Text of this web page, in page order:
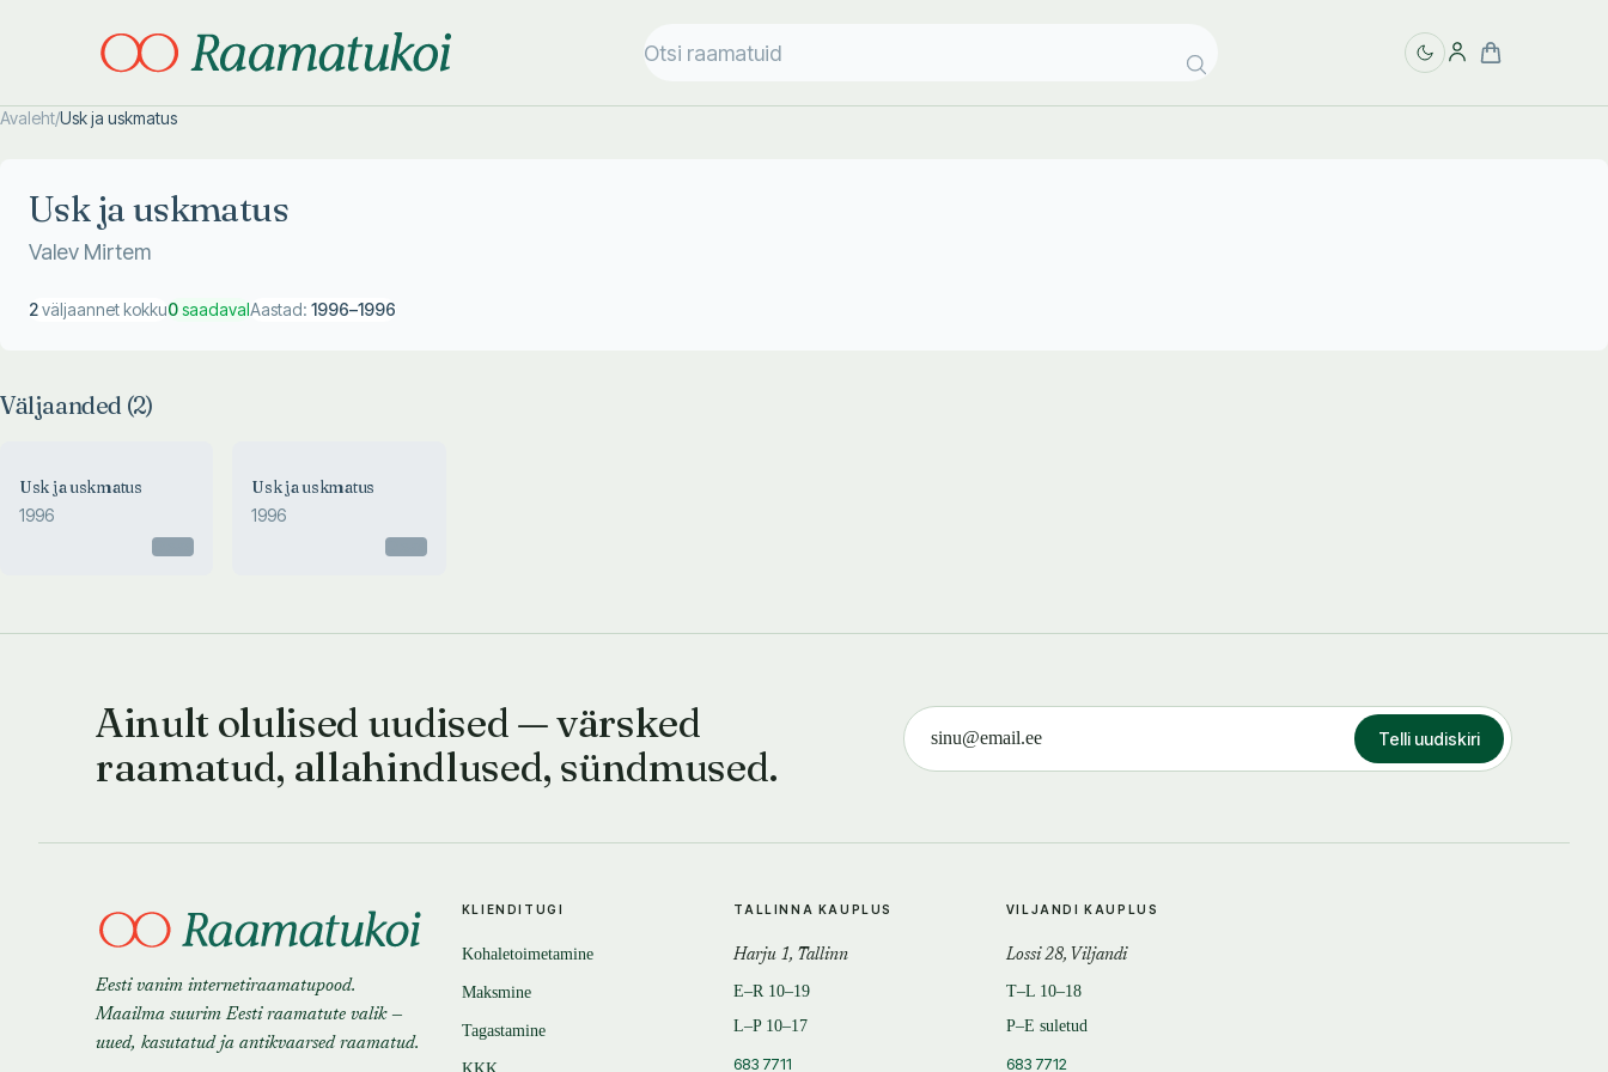
Avaleht/Usk ja uskmatus
Usk ja uskmatus
Valev Mirtem
2väljaannet kokku0saadavalAastad: 1996–1996
Väljaanded (2)
Usk ja uskmatus
1996
Usk ja uskmatus
1996
Ainult olulised uudised — värsked
raamatud, allahindlused, sündmused.
Telli uudiskiri
Eesti vanim internetiraamatupood.
Maailma suurim Eesti raamatute valik —
uued, kasutatud ja antikvaarsed raamatud.
KLIENDITUGI
Kohaletoimetamine
Maksmine
Tagastamine
TALLINNA KAUPLUS
Harju 1, Tallinn
E–R 10–19
L–P 10–17
683 7711
VILJANDI KAUPLUS
Lossi 28, Viljandi
T–L 10–18
P–E suletud
683 7712